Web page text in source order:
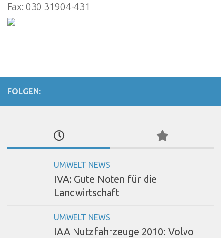
Fax: 030 31904-431
FOLGEN:
UMWELT NEWS
IVA: Gute Noten für die
Landwirtschaft
UMWELT NEWS
IAA Nutzfahrzeuge 2010: Volvo